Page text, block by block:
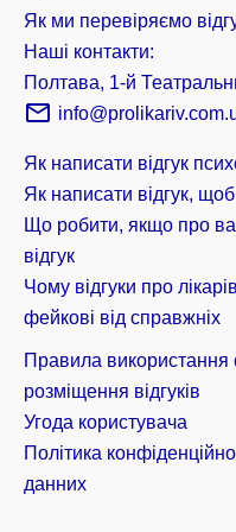
Як ми перевіряємо
Наші контакти:
Полтава, 1-й
Як написати відгук
Як написати відгук,
Що робити, якщо про
відгук
Чому відгуки про
фейкові від справжніх
Правила використання
розміщення відгуків
Угода користувача
Політика
данних